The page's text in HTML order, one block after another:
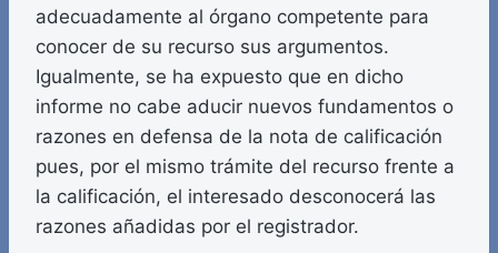
adecuadamente al órgano competente para
conocer de su recurso sus argumentos.
Igualmente, se ha expuesto que en dicho
informe no cabe aducir nuevos fundamentos o
razones en defensa de la nota de calificación
pues, por el mismo trámite del recurso frente a
la calificación, el interesado desconocerá las
razones añadidas por el registrador.